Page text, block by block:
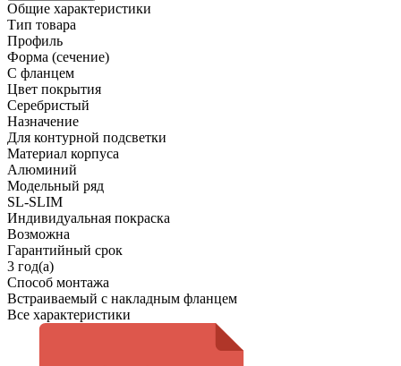
Общие характеристики
Тип товара
Профиль
Форма (сечение)
С фланцем
Цвет покрытия
Серебристый
Назначение
Для контурной подсветки
Материал корпуса
Алюминий
Модельный ряд
SL-SLIM
Индивидуальная покраска
Возможна
Гарантийный срок
3 год(а)
Способ монтажа
Встраиваемый с накладным фланцем
Все характеристики